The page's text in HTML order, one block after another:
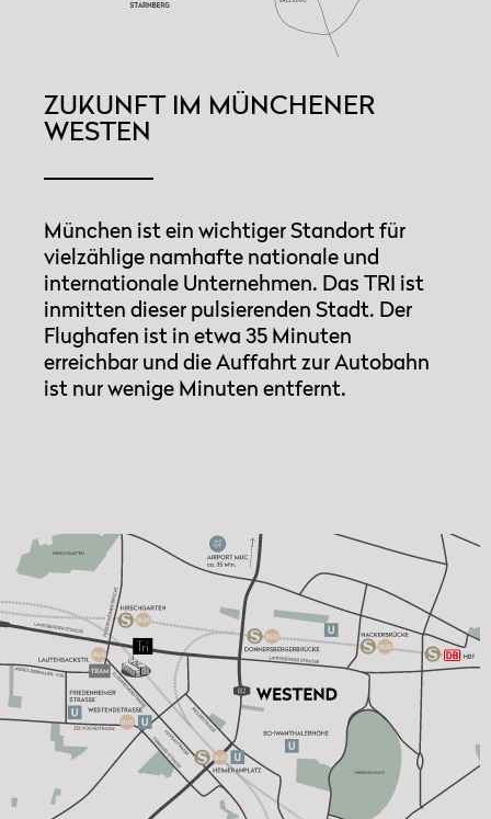
ZUKUNFT IM MÜNCHENER
WESTEN
München ist ein wichtiger Standort für
vielzählige namhafte nationale und
internationale Unternehmen. Das TRI ist
inmitten dieser pulsierenden Stadt. Der
Flughafen ist in etwa 35 Minuten
erreichbar und die Auffahrt zur Autobahn
ist nur wenige Minuten entfernt.